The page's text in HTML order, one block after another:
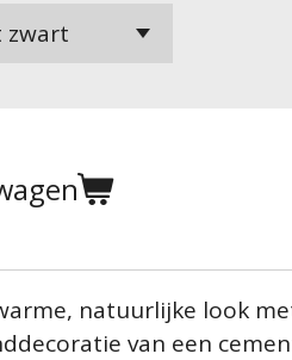
natuurlijke look
van een